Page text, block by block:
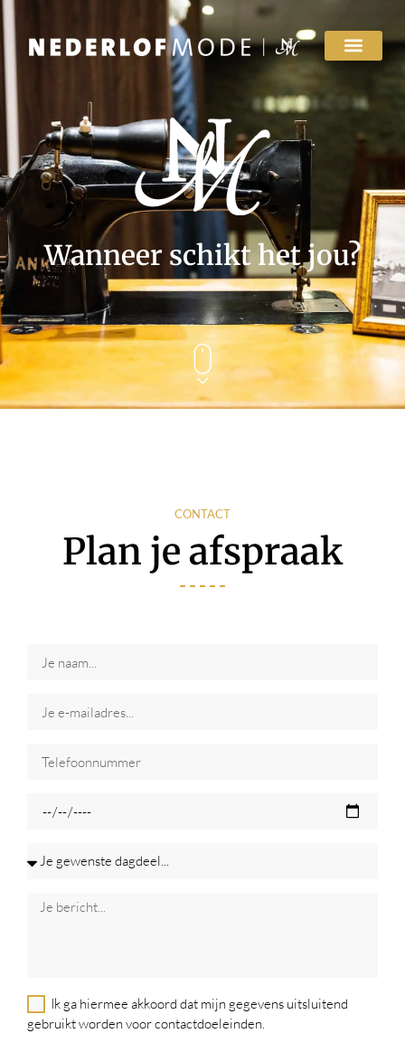
Wanneer schikt het jou?
CONTACT
Plan je afspraak
Ik ga hiermee akkoord dat mijn gegevens uitsluitend
gebruikt worden voor contactdoeleinden.